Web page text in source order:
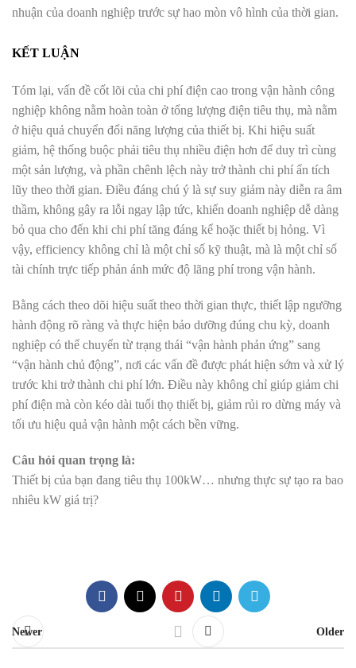
nhuận của doanh nghiệp trước sự hao mòn vô hình của thời gian.
KẾT LUẬN
Tóm lại, vấn đề cốt lõi của chi phí điện cao trong vận hành công
nghiệp không nằm hoàn toàn ở tổng lượng điện tiêu thụ, mà nằm
ở hiệu quả chuyển đổi năng lượng của thiết bị. Khi hiệu suất
giảm, hệ thống buộc phải tiêu thụ nhiều điện hơn để duy trì cùng
một sản lượng, và phần chênh lệch này trở thành chi phí ẩn tích
lũy theo thời gian. Điều đáng chú ý là sự suy giảm này diễn ra âm
thầm, không gây ra lỗi ngay lập tức, khiến doanh nghiệp dễ dàng
bỏ qua cho đến khi chi phí tăng đáng kể hoặc thiết bị hỏng. Vì
vậy, efficiency không chỉ là một chỉ số kỹ thuật, mà là một chỉ số
tài chính trực tiếp phản ánh mức độ lãng phí trong vận hành.
Bằng cách theo dõi hiệu suất theo thời gian thực, thiết lập ngưỡng
hành động rõ ràng và thực hiện bảo dưỡng đúng chu kỳ, doanh
nghiệp có thể chuyển từ trạng thái “vận hành phản ứng” sang
“vận hành chủ động”, nơi các vấn đề được phát hiện sớm và xử lý
trước khi trở thành chi phí lớn. Điều này không chỉ giúp giảm chi
phí điện mà còn kéo dài tuổi thọ thiết bị, giảm rủi ro dừng máy và
tối ưu hiệu quả vận hành một cách bền vững.
Câu hỏi quan trọng là:
Thiết bị của bạn đang tiêu thụ 100kW… nhưng thực sự tạo ra bao
nhiêu kW giá trị?
Newer Older